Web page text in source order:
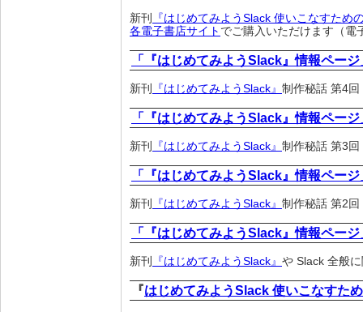
新刊
『はじめてみようSlack 使いこなすため
各電子書店サイト でご購入いただけます（電
「『はじめてみようSlack』情報ページ
新刊 『はじめてみようSlack』 制作秘話 第4
「『はじめてみようSlack』情報ページ
新刊 『はじめてみようSlack』 制作秘話 第3
「『はじめてみようSlack』情報ページ
新刊 『はじめてみようSlack』 制作秘話 第2
「『はじめてみようSlack』情報ページ
新刊 『はじめてみようSlack』 や Slack 全般
『はじめてみようSlack 使いこなすた